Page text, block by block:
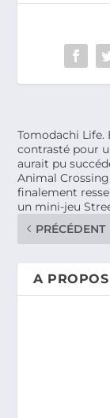
Tomodachi Life.
contrasté pour
aurait pu
Animal
finalement
un mini-jeu
PRÉCÉDENT
A